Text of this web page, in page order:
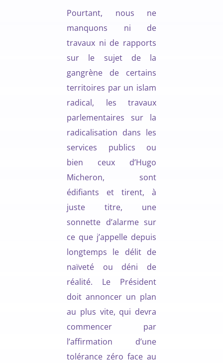
Pourtant, nous ne
manquons ni de
travaux ni de rapports
sur le sujet de la
gangrène de certains
territoires par un islam
radical, les travaux
parlementaires sur la
radicalisation dans les
services publics ou
bien ceux d’Hugo
Micheron, sont
édifiants et tirent, à
juste titre, une
sonnette d’alarme sur
ce que j’appelle depuis
longtemps le délit de
naïveté ou déni de
réalité. Le Président
doit annoncer un plan
au plus vite, qui devra
commencer par
l’affirmation d’une
tolérance zéro face au